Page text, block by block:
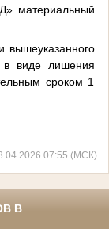
материальный
вышеуказанного
в виде лишения
сроком 1
07:55 (МСК)
В